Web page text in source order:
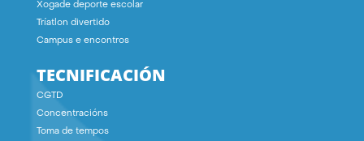
Xogade deporte escolar
Tríatlon divertido
Campus e encontros
TECNIFICACIÓN
CGTD
Concentracións
Toma de tempos